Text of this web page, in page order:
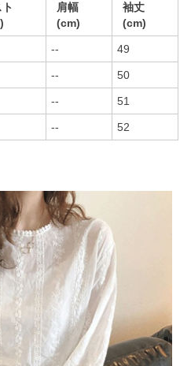
肩幅
(cm)
袖丈
(cm)
-- 49
-- 50
-- 51
-- 52